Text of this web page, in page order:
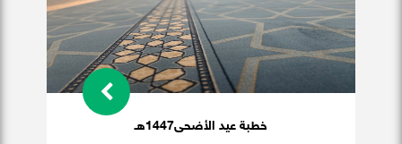
خطبة عيد الأضحى1447هـ